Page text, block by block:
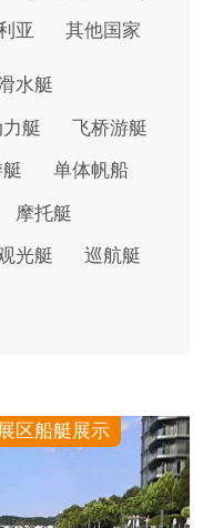
亚 其他国家
水艇
艇 飞桥游艇
单体帆船
摩托艇
光艇 巡航艇
区船艇展示